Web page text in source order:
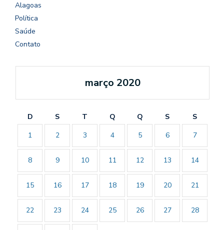
Alagoas
Política
Saúde
Contato
março 2020
D S T Q Q S
S
1
2 3 4 5 6 7
8 9 10 11 12 13 14
15 16 17 18 19 20 21
22 23 24 25 26 27 28